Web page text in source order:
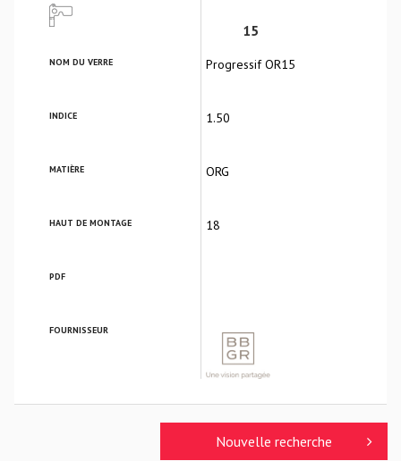
15
NOM DU VERRE Progressif OR15
INDICE 1.50
MATIÈRE ORG
HAUT DE MONTAGE 18
PDF
FOURNISSEUR
Nouvelle recherche